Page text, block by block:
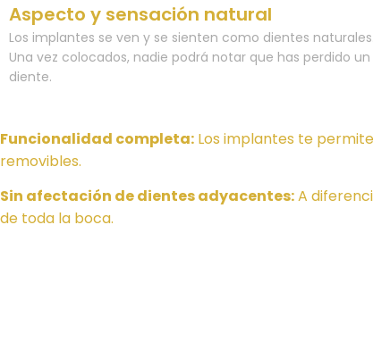
Aspecto y sensación natural
Los implantes se ven y se sienten como dientes naturales.
Una vez colocados, nadie podrá notar que has perdido un
diente.
Funcionalidad completa: Los implantes te
removibles.
Sin afectación de dientes adyacentes:A
de toda la boca.